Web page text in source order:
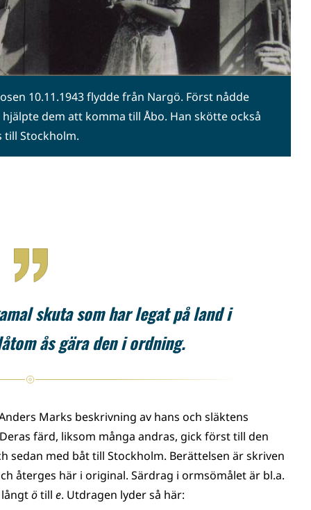
10.11.1943 flydde från Nargö. Först nådde
dem att komma till Åbo. Han skötte också
till Stockholm.
skuta som har legat på land i
ås gära den i ordning.
Marks beskrivning av hans och släktens
färd, liksom många andras, gick först till den
sedan med båt till Stockholm. Berättelsen är skriven
återges här i original. Särdrag i ormsömålet är bl.a.
ötill e. Utdragen lyder så här: